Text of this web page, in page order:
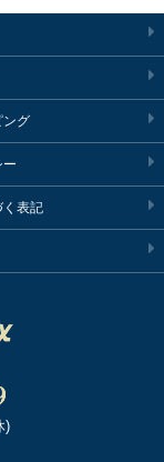
ング
ー
く表記
)